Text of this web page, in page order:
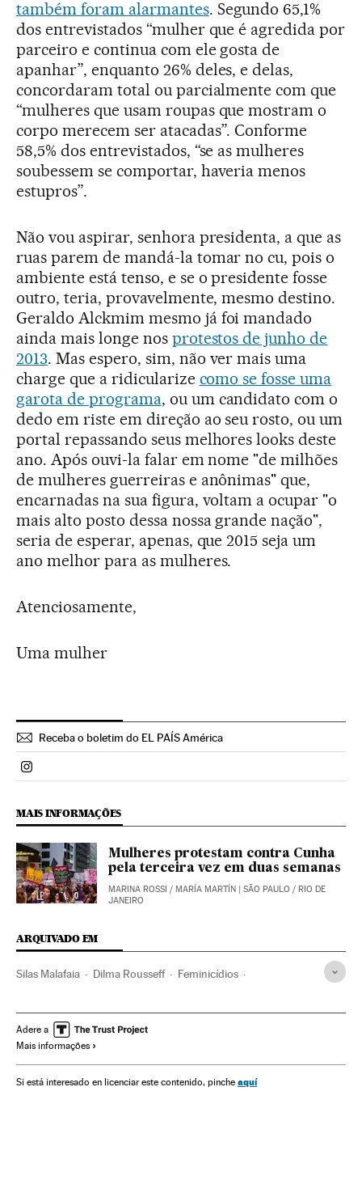
também foram alarmantes. Segundo 65,1%
dos entrevistados “mulher que é agredida por
parceiro e continua com ele gosta de
apanhar”, enquanto 26% deles, e delas,
concordaram total ou parcialmente com que
“mulheres que usam roupas que mostram o
corpo merecem ser atacadas”. Conforme
58,5% dos entrevistados, “se as mulheres
soubessem se comportar, haveria menos
estupros”.
Não vou aspirar, senhora presidenta, a que as
ruas parem de mandá-la tomar no cu, pois o
ambiente está tenso, e se o presidente fosse
outro, teria, provavelmente, mesmo destino.
Geraldo Alckmim mesmo já foi mandado
ainda mais longe nos protestos de junho de
2013. Mas espero, sim, não ver mais uma
charge que a ridicularize como se fosse uma
garota de programa, ou um candidato com o
dedo em riste em direção ao seu rosto, ou um
portal repassando seus melhores looks deste
ano. Após ouvi-la falar em nome "de milhões
de mulheres guerreiras e anônimas" que,
encarnadas na sua figura, voltam a ocupar "o
mais alto posto dessa nossa grande nação",
seria de esperar, apenas, que 2015 seja um
ano melhor para as mulheres.
Atenciosamente,
Uma mulher
Receba o boletim do EL PAÍS América
Politica El País Brasil en Instagram
MAIS INFORMAÇÕES
Mulheres protestam contra Cunha
pela terceira vez em duas semanas
MARINA ROSSI / MARÍA MARTÍN | SÃO PAULO / RIO DE
JANEIRO
ARQUIVADO EM
Silas Malafaia Dilma Rousseff Feminicídios
Violência masculina Machismo
Presidência Brasil
Brasil Governo Brasil Violencia sexual Direitos mulher
Adere a
Mais informações
Si está interesado en licenciar este contenido, pinche aquí